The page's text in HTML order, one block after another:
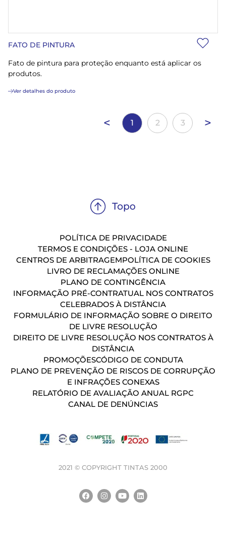
FATO DE PINTURA
Fato de pintura para proteção enquanto está aplicar os
produtos.
Ver detalhes do produto
< 1 2 3 >
POLÍTICA DE PRIVACIDADE
TERMOS E CONDIÇÕES - LOJA ONLINE
CENTROS DE ARBITRAGEMPOLÍTICA DE COOKIES
LIVRO DE RECLAMAÇÕES ONLINE
PLANO DE CONTINGÊNCIA
INFORMAÇÃO PRÉ-CONTRATUAL NOS CONTRATOS
CELEBRADOS À DISTÂNCIA
FORMULÁRIO DE INFORMAÇÃO SOBRE O DIREITO
DE LIVRE RESOLUÇÃO
DIREITO DE LIVRE RESOLUÇÃO NOS CONTRATOS À
DISTÂNCIA
PROMOÇÕESCÓDIGO DE CONDUTA
PLANO DE PREVENÇÃO DE RISCOS DE CORRUPÇÃO
E INFRAÇÕES CONEXAS
RELATÓRIO DE AVALIAÇÃO ANUAL RGPC
CANAL DE DENÚNCIAS
2021 © COPYRIGHT TINTAS 2000